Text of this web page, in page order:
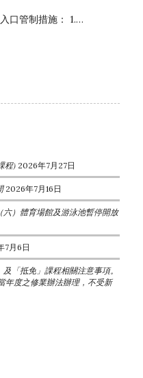
口管制措施： 1.…
程) 2026年7月27日
2026年7月16日
六）體育場館及游泳池暫停開放
7月6日
「抵免」課程相關注意事項。
年度之修業辦法辦理，不受新